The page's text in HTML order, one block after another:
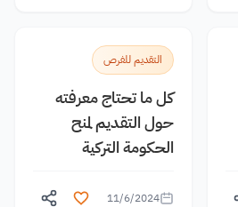
التقديم للفرص
كل ما تحتاج معرفته
حول التقديم لمنح
الحكومة التركية
11/6/2024